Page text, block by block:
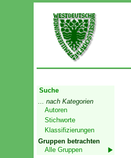
Suche
... nach Kategorien
Autoren
Stichworte
Klassifizierungen
Gruppen betrachten
Alle Gruppen